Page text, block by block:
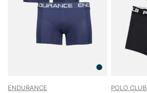
ENDURANCE POLO CLUB